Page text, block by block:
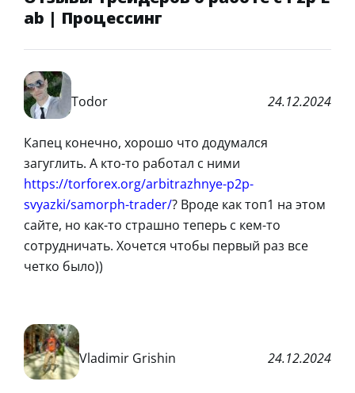
ab | Процессинг
Todor 24.12.2024
Капец конечно, хорошо что додумался
загуглить. А кто-то работал с ними
https://torforex.org/arbitrazhnye-p2p-
svyazki/samorph-trader/? Вроде как топ1 на этом
сайте, но как-то страшно теперь с кем-то
сотрудничать. Хочется чтобы первый раз все
четко было))
Vladimir Grishin 24.12.2024